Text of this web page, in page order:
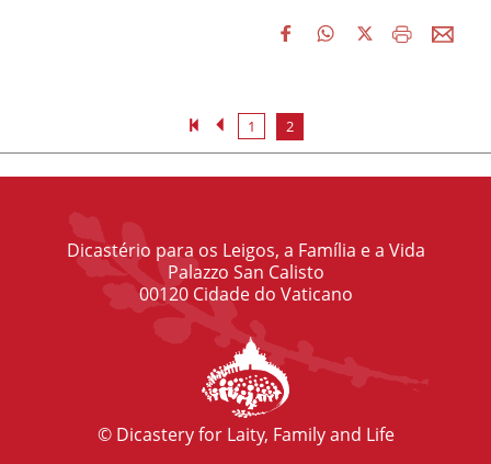
1 2
Dicastério para os Leigos, a Família e a Vida
Palazzo San Calisto
00120 Cidade do Vaticano
© Dicastery for Laity, Family and Life